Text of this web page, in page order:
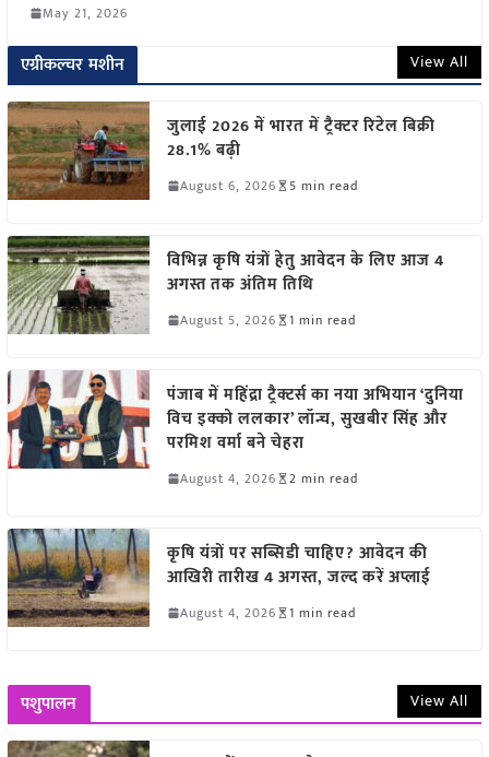
May 21, 2026
एग्रीकल्चर मशीन View All
जुलाई 2026 में भारत में ट्रैक्टर रिटेल बिक्री
28.1% बढ़ी
August 6, 2026 5 min read
विभिन्न कृषि यंत्रों हेतु आवेदन के लिए आज 4
अगस्त तक अंतिम तिथि
August 5, 2026 1 min read
पंजाब में महिंद्रा ट्रैक्टर्स का नया अभियान ‘दुनिया
विच इक्को ललकार’ लॉन्च, सुखबीर सिंह और
परमिश वर्मा बने चेहरा
August 4, 2026 2 min read
कृषि यंत्रों पर सब्सिडी चाहिए? आवेदन की
आखिरी तारीख 4 अगस्त, जल्द करें अप्लाई
August 4, 2026 1 min read
पशुपालन View All